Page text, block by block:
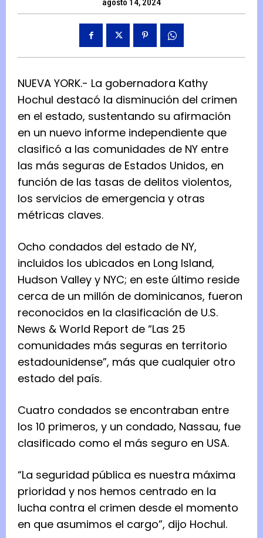
agosto 14, 2024
NUEVA YORK.- La gobernadora Kathy
Hochul destacó la disminución del crimen
en el estado, sustentando su afirmación
en un nuevo informe independiente que
clasificó a las comunidades de NY entre
las más seguras de Estados Unidos, en
función de las tasas de delitos violentos,
los servicios de emergencia y otras
métricas claves.
Ocho condados del estado de NY,
incluidos los ubicados en Long Island,
Hudson Valley y NYC; en este último reside
cerca de un millón de dominicanos, fueron
reconocidos en la clasificación de U.S.
News & World Report de “Las 25
comunidades más seguras en territorio
estadounidense”, más que cualquier otro
estado del país.
Cuatro condados se encontraban entre
los 10 primeros, y un condado, Nassau, fue
clasificado como el más seguro en USA.
“La seguridad pública es nuestra máxima
prioridad y nos hemos centrado en la
lucha contra el crimen desde el momento
en que asumimos el cargo”, dijo Hochul.